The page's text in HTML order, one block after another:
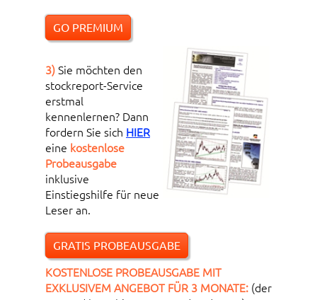
GO PREMIUM
3)Sie möchten den
stockreport-Service
erstmal
kennenlernen? Dann
fordern Sie sich HIER
eine kostenlose
Probeausgabe
inklusive
Einstiegshilfe für neue
Leser an.
GRATIS PROBEAUSGABE
KOSTENLOSE PROBEAUSGABE MIT
EXKLUSIVEM ANGEBOT FÜR 3 MONATE: (der